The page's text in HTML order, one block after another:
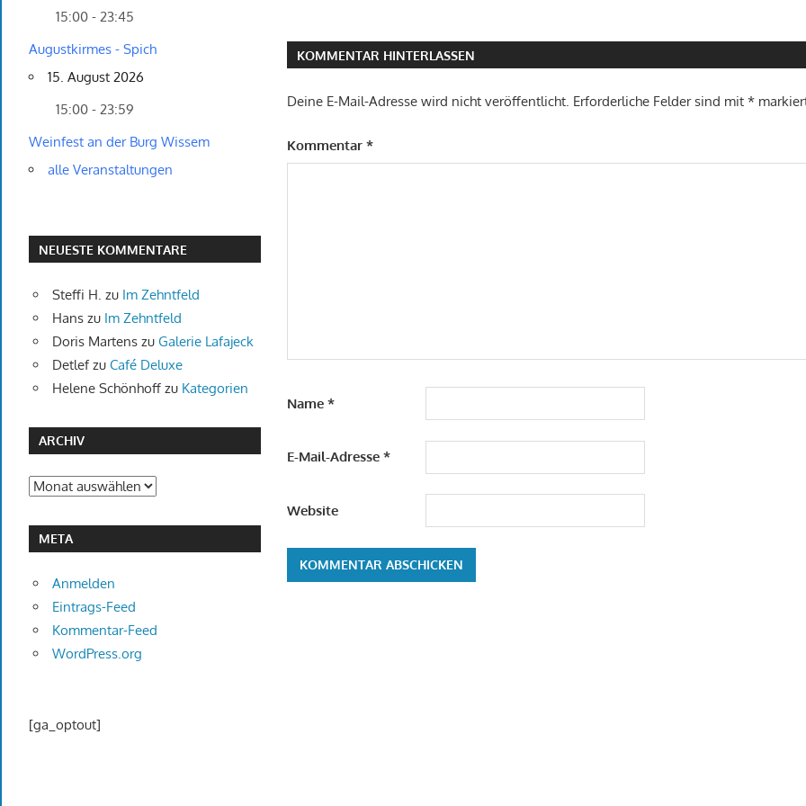
KOMMENTAR HINTERLASSEN
Deine E-Mail-Adresse wird nicht veröffentlicht. Erforderliche Felder sind mit*
Kommentar*
Name*
E-Mail-Adresse*
Website
15:00 - 23:45
Augustkirmes - Spich
15. August 2026
15:00 - 23:59
Weinfest an der Burg Wissem
alle Veranstaltungen
NEUESTE KOMMENTARE
Steffi H. zu Im Zehntfeld
Hanszu Im Zehntfeld
Doris Martenszu Galerie Lafajeck
Detlefzu Café Deluxe
Helene Schönhoffzu Kategorien
ARCHIV
Archiv
META
Anmelden
Eintrags-Feed
Kommentar-Feed
WordPress.org
[ga_optout]